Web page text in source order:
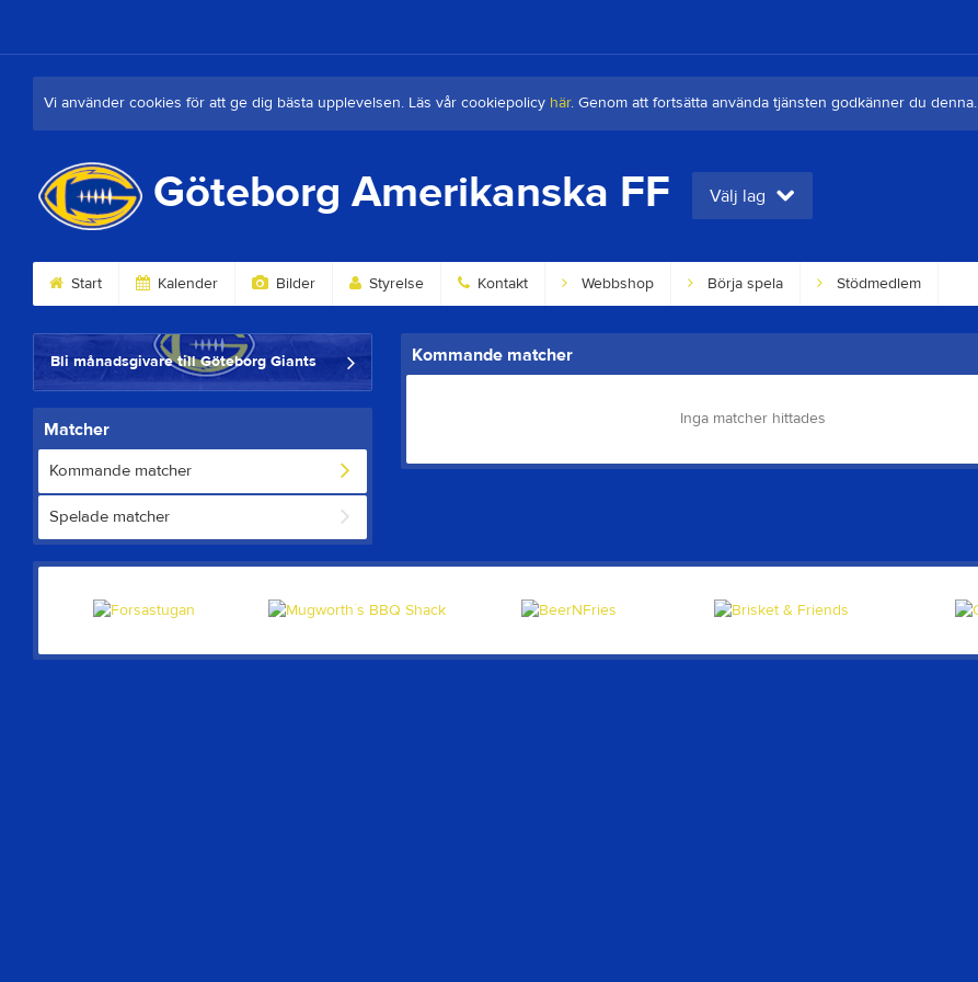
Vi använder cookies för att ge dig bästa upplevelsen. Läs vår cookiepolicy här. Genom att fortsätta använda tjänsten godkänner du denna.
Göteborg Amerikanska FF Välj lag
Start Kalender Bilder Styrelse Kontakt Webbshop Börja spela Stödmedlem
Bli månadsgivare till Göteborg Giants
Matcher
Kommande matcher
Spelade matcher
Kommande matcher
Inga matcher hittades